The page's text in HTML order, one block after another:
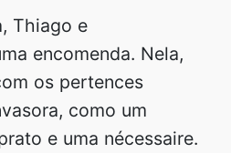
Thiago e
encomenda. Nela,
os pertences
como um
e uma nécessaire.